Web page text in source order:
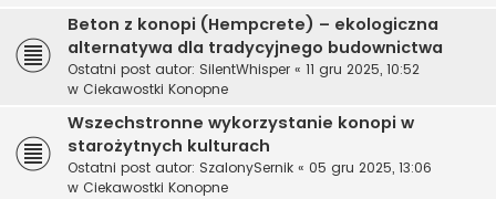
Beton z konopi (Hempcrete) – ekologiczna
alternatywa dla tradycyjnego budownictwa
Ostatni post autor: SilentWhisper « 11 gru 2025, 10:52
w Ciekawostki Konopne
Wszechstronne wykorzystanie konopi w
starożytnych kulturach
Ostatni post autor: SzalonySernik « 05 gru 2025, 13:06
w Ciekawostki Konopne